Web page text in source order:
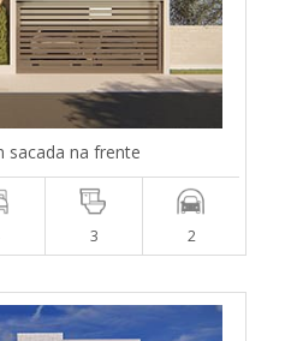
sacada na frente
3 2